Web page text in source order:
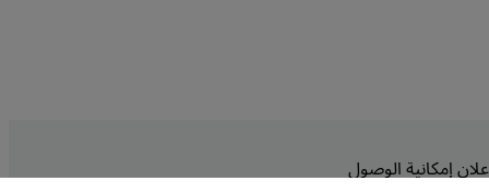
إمكانية الوصول